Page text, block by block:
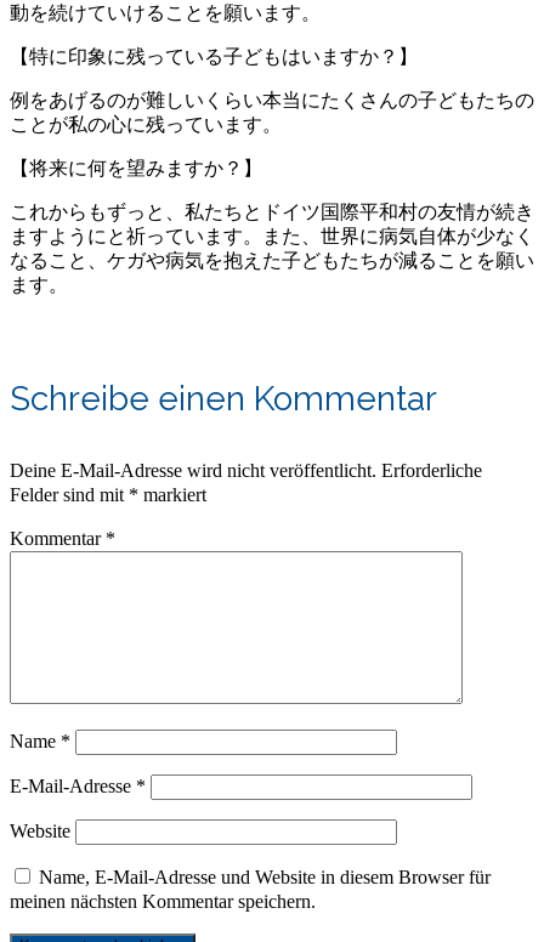
nach:
動を続けていけることを願います。
【特に印象に残っている子どもはいますか？】
例をあげるのが難しいくらい本当にたくさんの子どもたちの
ことが私の心に残っています。
【将来に何を望みますか？】
これからもずっと、私たちとドイツ国際平和村の友情が続き
ますようにと祈っています。また、世界に病気自体が少なく
なること、ケガや病気を抱えた子どもたちが減ることを願い
ます。
Schreibe einen Kommentar
Deine E-Mail-Adresse wird nicht veröffentlicht. Erforderliche
Felder sind mit * markiert
Kommentar *
Name *
E-Mail-Adresse *
Website
Name, E-Mail-Adresse und Website in diesem Browser für
meinen nächsten Kommentar speichern.